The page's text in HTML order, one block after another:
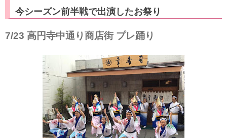
阿波踊りガイド
開設宣言
小沢村から愛を込め
飛び出せ！世界の
AWAODORI
今シーズン前半戦で出演したお祭り
7/23 高円寺中通り商店街 プレ踊り